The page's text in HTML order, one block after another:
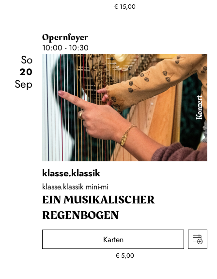
€ 15,00
Opernfoyer
10:00 - 10:30
So
20
Sep
Konzert
klasse.klassik
klasse.klassik mini-mi
EIN MUSIKALISCHER
REGENBOGEN
Karten
€ 5,00